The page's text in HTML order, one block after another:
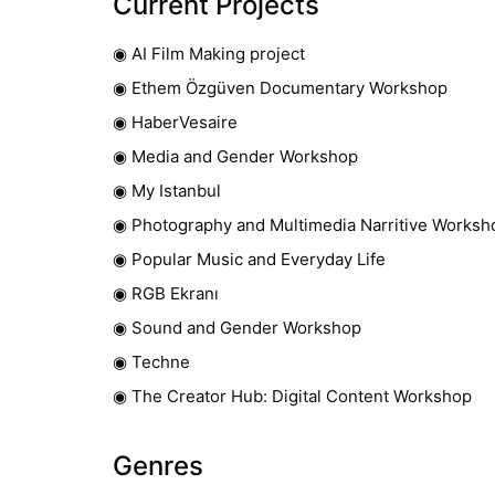
◉ AI Film Making project
◉ Ethem Özgüven Documentary Workshop
◉ HaberVesaire
◉ Media and Gender Workshop
◉ My Istanbul
◉ Photography and Multimedia Narritive
◉ Popular Music and Everyday Life
◉ RGB Ekranı
◉ Sound and Gender Workshop
◉ Techne
◉ The Creator Hub: Digital Content Workshop
Genres